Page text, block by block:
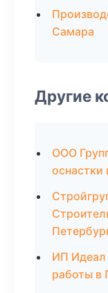
Самара
Другие
ООО
оснастки
ИП Идеал
работы в